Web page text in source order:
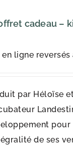
cadeau –
ligne reversés
par Héloïse
pour
de ses